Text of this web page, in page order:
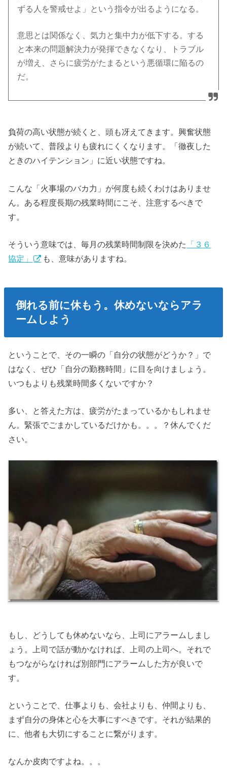
ずる人を警戒せよ」という指令が出るようになる。
意思とは関係なく、気力と集中力が低下する。する
と本来の問題解決力が発揮できなくなり、トラブル
が増え、さらに疲労がたまるという悪循環に陥るの
だ。
負荷の高い状態が続くと、頭も冴えてきます。興奮状態
が続いて、普段よりも疲れにくくなります。「徹夜した
ときのハイテンション」に近い状態ですね。
こんな「火事場のバカ力」が何度も続くわけはありませ
ん。ある程度長期の残業時間にこそ、注意するべきで
す。
そういう意味では、毎月の残業時間制限を決めた
「３６
協定」
も、意味がありますね。
倒れる前に休もう。休めないならアラ
ームしよう
ということで、その一瞬の「自分の状態がどうか？」で
はなく、ぜひ「自分の勤務時間」に目を向けましょう。
いつもよりも残業時間多くないですか？
多い、と答えた方は、疲労がたまっているかもしれませ
ん。緊張でごまかしているだけかも。。。？休んでくだ
さい。
もし、どうしても休めないなら、上司にアラームしまし
ょう。上司で話が動かなければ、上司の上司へ。それで
もつながらなければ別部門にアラームした方が良いで
す。
ということで、仕事よりも、会社よりも、仲間よりも、
まず自分の身体と心を大事にすべきです。それが結果的
に、他者も大切にすることに繋がります。
なんか皮肉ですよね。。。